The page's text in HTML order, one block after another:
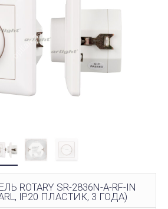
ROTARY SR-2836N-A-RF-IN
IP20 ПЛАСТИК, 3 ГОДА)